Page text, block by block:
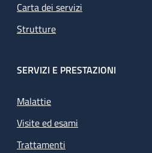
Carta dei servizi
Strutture
SERVIZI E PRESTAZIONI
Malattie
Visite ed esami
Trattamenti